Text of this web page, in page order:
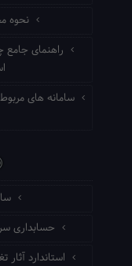
نحوه
راهنمای جامع
سامانه های
حسابداری
استاندارد